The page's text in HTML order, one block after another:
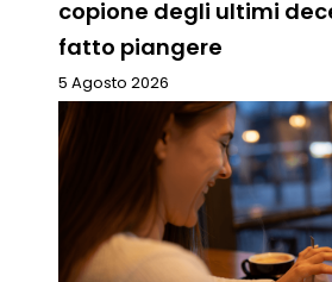
copione degli ultimi
fatto piangere
5 Agosto 2026